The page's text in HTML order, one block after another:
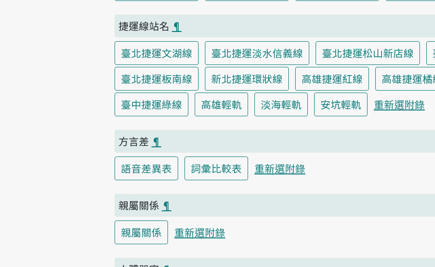
捷運線站名 ¶
臺北捷運文湖線
臺北捷運淡水信義線 臺北捷運松山新店線
臺北捷運板南線
新北捷運環狀線 高雄捷運紅線 高雄捷運橘
臺中捷運綠線
高雄輕軌 淡海輕軌 安坑輕軌 重新選附錄
方言差 ¶
語音差異表
詞彙比較表 重新選附錄
親屬關係 ¶
親屬關係
重新選附錄